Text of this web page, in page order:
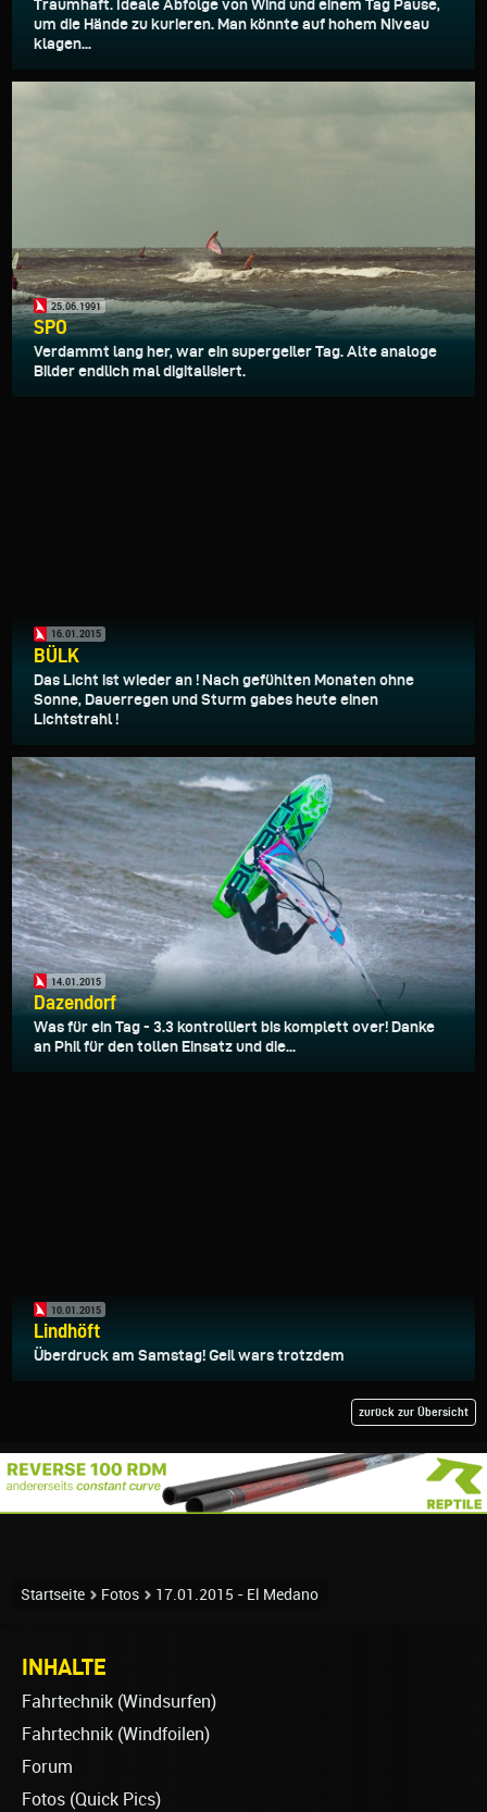
Traumhaft. Ideale Abfolge von Wind und einem Tag Pause,
um die Hände zu kurieren. Man könnte auf hohem Niveau
klagen...
25.06.1991
SPO
Verdammt lang her, war ein supergeiler Tag. Alte analoge
Bilder endlich mal digitalisiert.
16.01.2015
BÜLK
Das Licht ist wieder an ! Nach gefühlten Monaten ohne
Sonne, Dauerregen und Sturm gabes heute einen
Lichtstrahl !
14.01.2015
Dazendorf
Was für ein Tag - 3.3 kontrolliert bis komplett over! Danke
an Phil für den tollen Einsatz und die...
10.01.2015
Lindhöft
Überdruck am Samstag! Geil wars trotzdem
zurück zur Übersicht
Startseite Fotos 17.01.2015 - El Medano
INHALTE
Fahrtechnik (Windsurfen)
Fahrtechnik (Windfoilen)
Forum
Fotos (Quick Pics)